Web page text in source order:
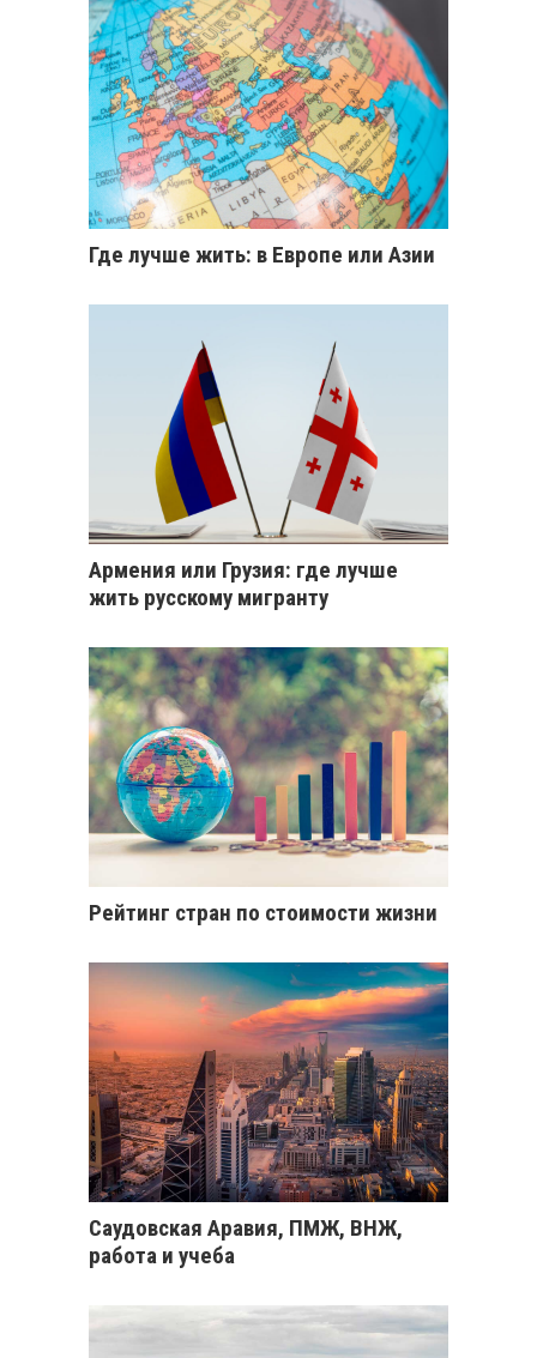
Где лучше жить: в Европе или Азии
Армения или Грузия: где лучше
жить русскому мигранту
Рейтинг стран по стоимости жизни
Саудовская Аравия, ПМЖ, ВНЖ,
работа и учеба